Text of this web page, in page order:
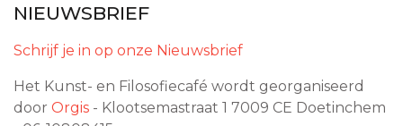
NIEUWSBRIEF
Schrijf je in op onze Nieuwsbrief
Het Kunst- en Filosofiecafé wordt georganiseerd
door Orgis - Klootsemastraat 1 7009 CE Doetinchem